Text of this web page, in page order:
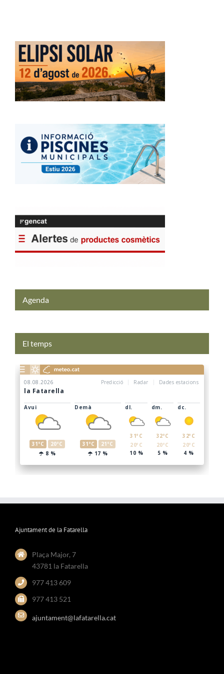
Agenda
El temps
Ajuntament de la Fatarella
Plaça Major, 7
43781 la Fatarella
977 413 609
977 413 521
ajuntament@lafatarella.cat